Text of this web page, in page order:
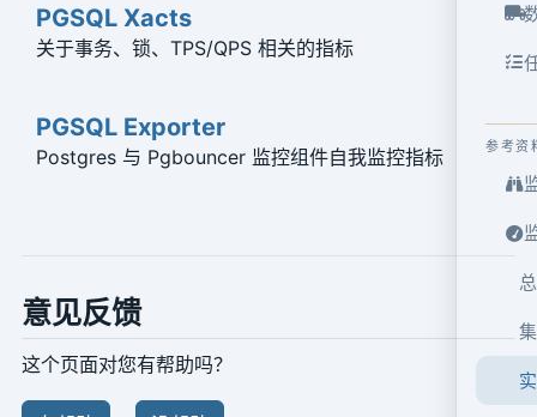
参考资
PGSQL Xacts
关于事务、锁、TPS/QPS 相关的指标
PGSQL Exporter
Postgres 与 Pgbouncer 监控组件自我监控指标
意见反馈
这个页面对您有帮助吗？